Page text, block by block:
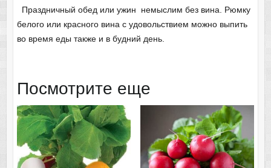
Праздничный обед или ужин немыслим без вина. Рюмку
белого или красного вина с удовольствием можно выпить
во время еды также и в будний день.
Посмотрите еще